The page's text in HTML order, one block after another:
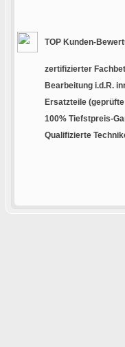
TOP Kunden-
zertifizierter
Bearbeitung i.d.R.
Ersatzteile
100% Tiefstpreis-
Qualifizierte